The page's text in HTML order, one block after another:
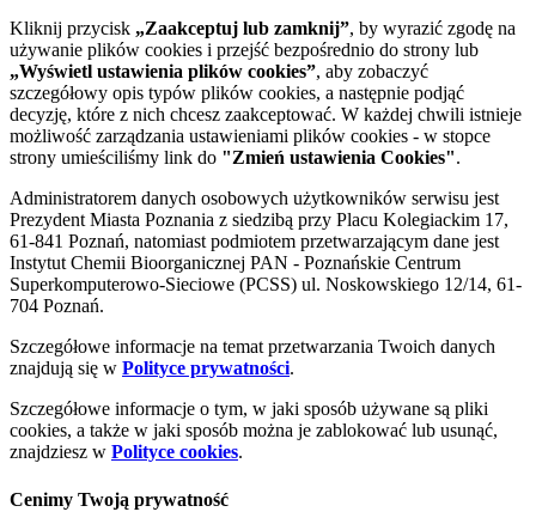
Kliknij przycisk „Zaakceptuj lub zamknij”, by wyrazić zgodę na
używanie plików cookies i przejść bezpośrednio do strony lub
„Wyświetl ustawienia plików cookies”, aby zobaczyć
szczegółowy opis typów plików cookies, a następnie podjąć
decyzję, które z nich chcesz zaakceptować. W każdej chwili istnieje
możliwość zarządzania ustawieniami plików cookies - w stopce
strony umieściliśmy link do "Zmień ustawienia Cookies".
Administratorem danych osobowych użytkowników serwisu jest
Prezydent Miasta Poznania z siedzibą przy Placu Kolegiackim 17,
61-841 Poznań, natomiast podmiotem przetwarzającym dane jest
Instytut Chemii Bioorganicznej PAN - Poznańskie Centrum
Superkomputerowo-Sieciowe (PCSS) ul. Noskowskiego 12/14, 61-
704 Poznań.
Szczegółowe informacje na temat przetwarzania Twoich danych
znajdują się w Polityce prywatności.
Szczegółowe informacje o tym, w jaki sposób używane są pliki
cookies, a także w jaki sposób można je zablokować lub usunąć,
znajdziesz w Polityce cookies.
Cenimy Twoją prywatność